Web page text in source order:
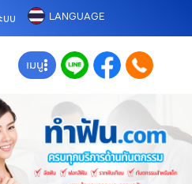
บบ LANGUAGE
เมนู